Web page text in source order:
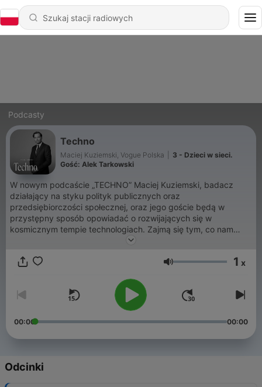
Podcasty
Techno
Maciej Kuziemski, Vogue Polska
3 - Dzieci w sieci.
Gość: Alek Tarkowski
W nowym podcaście „TECHNO” Maciej Kuziemski, badacz
działający na styku polityk publicznych oraz
przedsiębiorczości społecznej, oraz jego goście będą w
przystępny sposób opowiadać o rozwijających się w
kosmicznym tempie technologiach. Zajmą się tym, co nam
robią i czy się ich bać. Na pierwszy ogień rozmowa z
„po co nam otwartość”, czyli o transparentności i zaufaniu w
Głośność 1 x
00:00 00:00
Odcinki